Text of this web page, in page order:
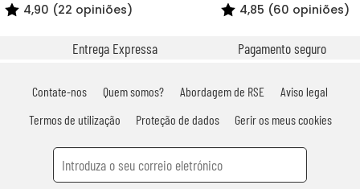
4,90 (22 opiniões)
4,85 (60 opiniões)
Entrega Expressa Pagamento seguro
Contate-nos Quem somos? Abordagem de RSE
Aviso legal
Termos de utilização
Proteção de dados Gerir os meus cookies